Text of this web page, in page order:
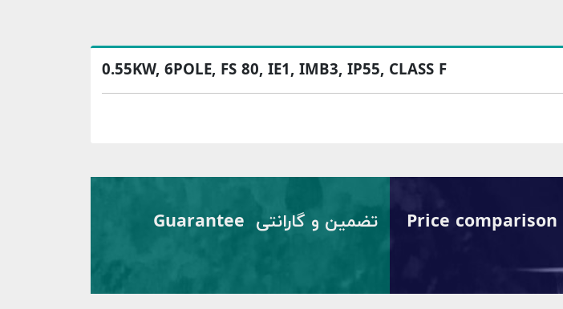
0.55KW, 6POLE, FS 80, IE1, IMB3, IP55, CLASS F